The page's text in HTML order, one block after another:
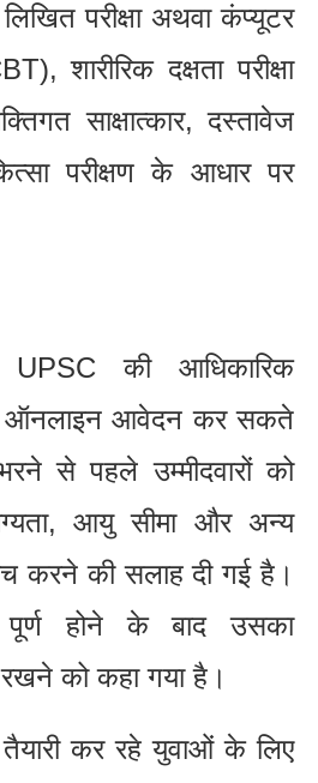
परीक्षा अथवा कंप्यूटर
शारीरिक दक्षता परीक्षा
साक्षात्कार, दस्तावेज
परीक्षण के आधार पर
UPSC की आधिकारिक
ऑनलाइन आवेदन कर सकते
से पहले उम्मीदवारों को
आयु सीमा और अन्य
करने की सलाह दी गई है।
पूर्ण होने के बाद उसका
को कहा गया है।
तैयारी कर रहे युवाओं के लिए